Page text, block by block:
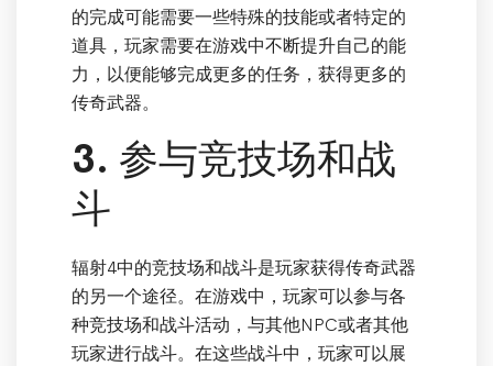
的完成可能需要一些特殊的技能或者特定的
道具，玩家需要在游戏中不断提升自己的能
力，以便能够完成更多的任务，获得更多的
传奇武器。
3. 参与竞技场和战
斗
辐射4中的竞技场和战斗是玩家获得传奇武器
的另一个途径。在游戏中，玩家可以参与各
种竞技场和战斗活动，与其他NPC或者其他
玩家进行战斗。在这些战斗中，玩家可以展